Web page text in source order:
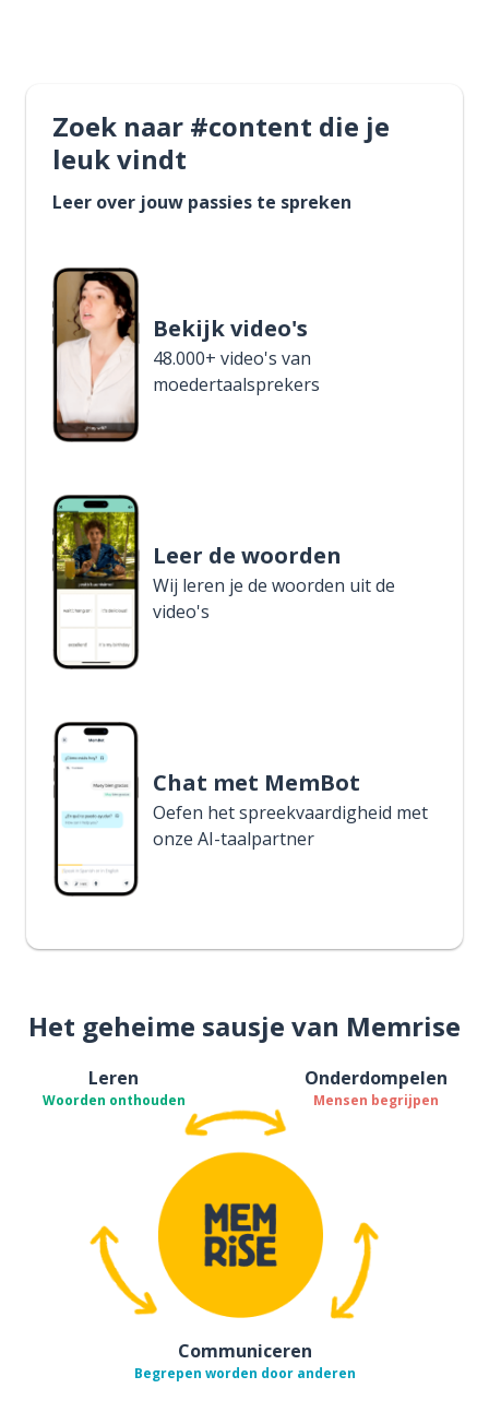
Zoek naar #content die je
leuk vindt
Leer over jouw passies te spreken
Bekijk video's
48.000+ video's van
moedertaalsprekers
Leer de woorden
Wij leren je de woorden uit de
video's
Chat met MemBot
Oefen het spreekvaardigheid met
onze AI-taalpartner
Het geheime sausje van Memrise
Leren
Woorden onthouden
Onderdompelen
Mensen begrijpen
Communiceren
Begrepen worden door anderen